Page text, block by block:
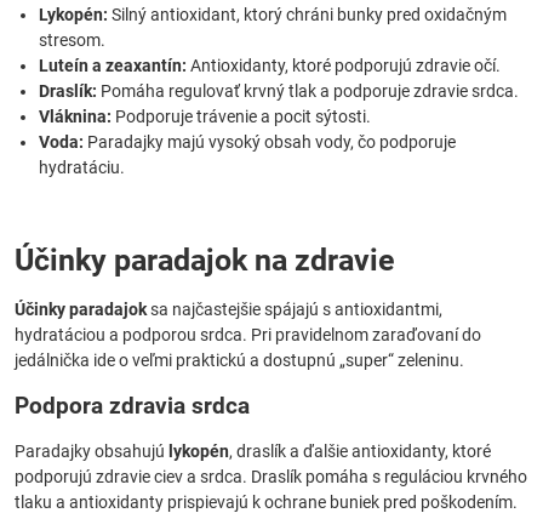
Lykopén: Silný antioxidant, ktorý chráni bunky pred oxidačným
stresom.
Luteín a zeaxantín: Antioxidanty, ktoré podporujú zdravie očí.
Draslík: Pomáha regulovať krvný tlak a podporuje zdravie srdca.
Vláknina: Podporuje trávenie a pocit sýtosti.
Voda: Paradajky majú vysoký obsah vody, čo podporuje
hydratáciu.
Účinky paradajok na zdravie
Účinky paradajoksa najčastejšie spájajú s antioxidantmi,
hydratáciou a podporou srdca. Pri pravidelnom zaraďovaní do
jedálnička ide o veľmi praktickú a dostupnú „super“ zeleninu.
Podpora zdravia srdca
Paradajky obsahujú lykopén, draslík a ďalšie antioxidanty, ktoré
podporujú zdravie ciev a srdca. Draslík pomáha s reguláciou krvného
tlaku a antioxidanty prispievajú k ochrane buniek pred poškodením.